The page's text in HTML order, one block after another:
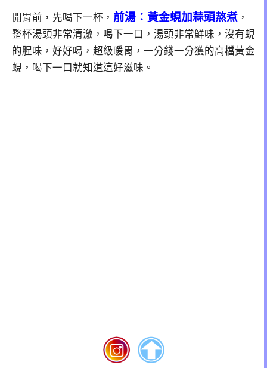
開胃前，先喝下一杯， 前湯：黃金蜆加蒜頭熬煮 ，
整杯湯頭非常清澈，喝下一口，湯頭非常鮮味，沒有蜆
的腥味，好好喝，超級暖胃，一分錢一分獲的高檔黃金
蜆，喝下一口就知道這好滋味。